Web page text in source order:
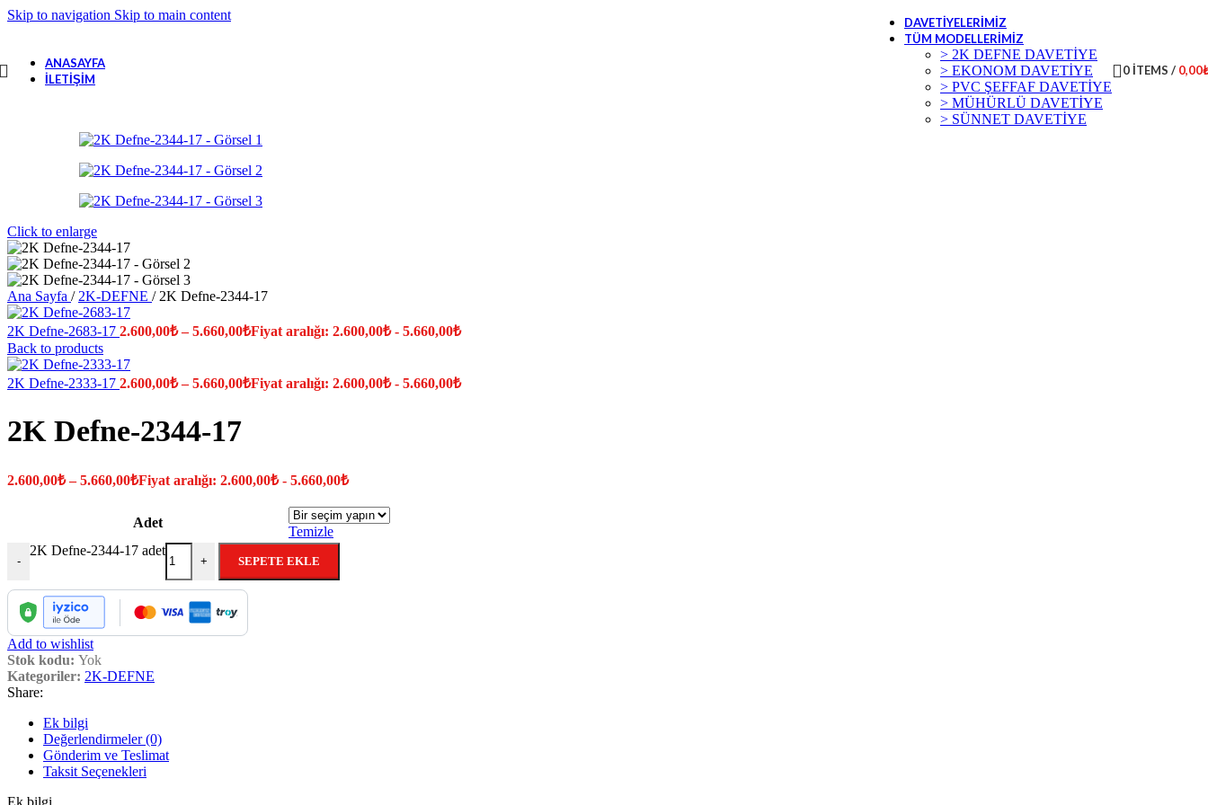
Skip to navigation Skip to main content
ANASAYFA
İLETIŞIM
DAVETIYELERIMIZ
TÜM MODELLERIMIZ
> 2K DEFNE DAVETİYE
> EKONOM DAVETİYE
> PVC ŞEFFAF DAVETİYE
> MÜHÜRLÜ DAVETİYE
> SÜNNET DAVETİYE
0ITEMS / 0,00
Click to enlarge
Ana Sayfa / 2K-DEFNE / 2K Defne-2344-17
2K Defne-2683-17 2.600,00₺ –5.660,00₺Fiyat aralığı: 2.600,00₺ - 5.660,00₺
Back to products
2K Defne-2333-17 2.600,00₺ –5.660,00₺Fiyat aralığı: 2.600,00₺ - 5.660,00₺
2K Defne-2344-17
2.600,00₺ –5.660,00₺Fiyat aralığı: 2.600,00₺ - 5.660,00₺
Adet
Temizle
-
2K Defne-2344-17 adet
+ SEPETE EKLE
Add to wishlist
Stok kodu: Yok
Kategoriler: 2K-DEFNE
Share:
Ek bilgi
Değerlendirmeler (0)
Gönderim ve Teslimat
Taksit Seçenekleri
Ek bilgi